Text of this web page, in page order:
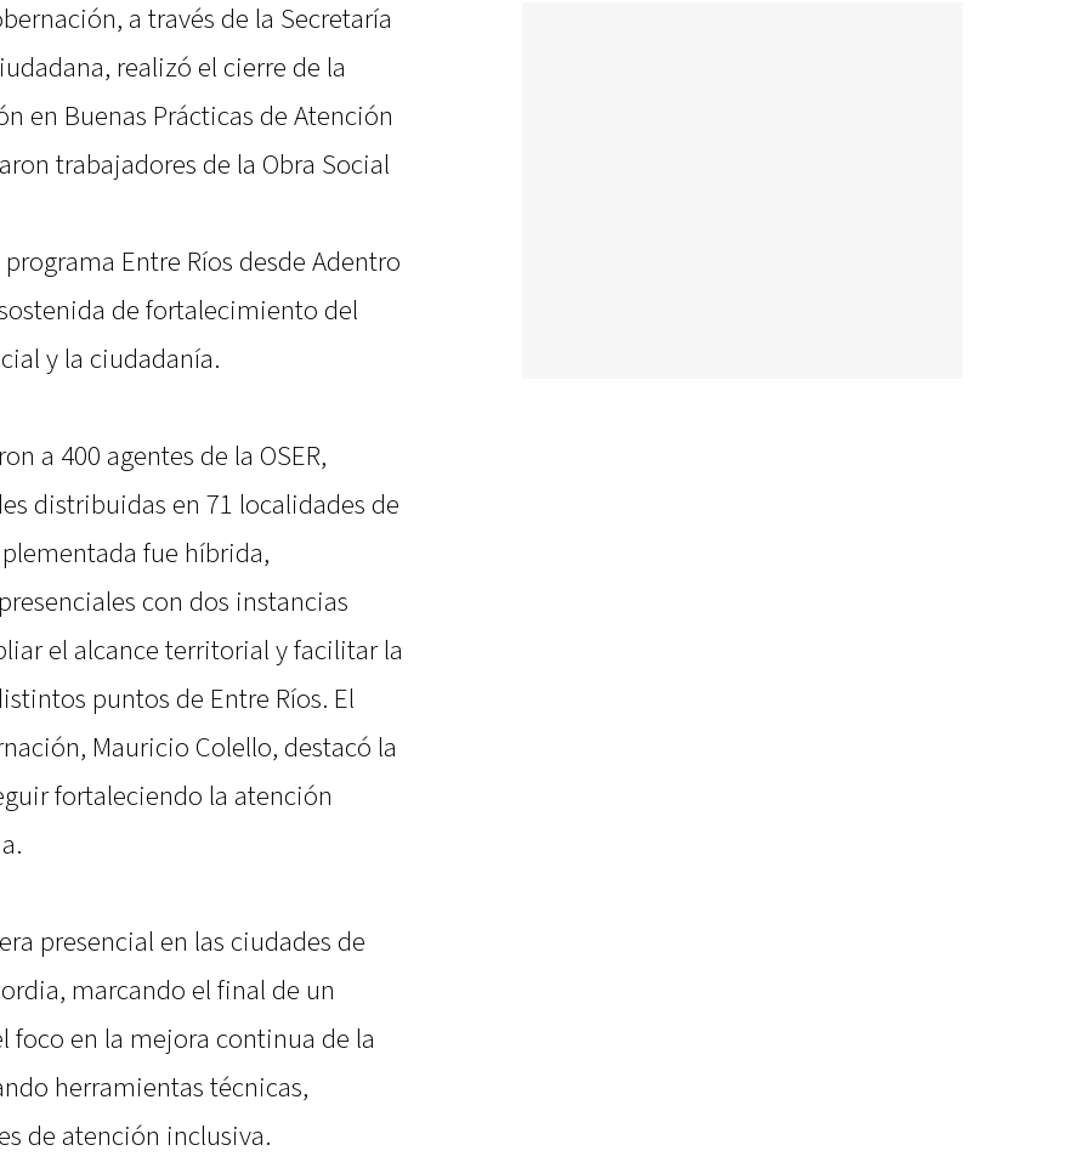
a través de la Secretaría
realizó el cierre de la
en Buenas Prácticas de Atención
trabajadores de la Obra Social
Entre Ríos desde Adentro
de fortalecimiento del
y la ciudadanía.
a 400 agentes de la OSER,
distribuidas en 71 localidades de
fue híbrida,
con dos instancias
el alcance territorial y facilitar la
puntos de Entre Ríos. El
Mauricio Colello, destacó la
fortaleciendo la atención
presencial en las ciudades de
marcando el final de un
foco en la mejora continua de la
herramientas técnicas,
de atención inclusiva.